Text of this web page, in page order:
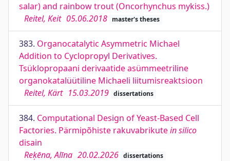
salar) and rainbow trout (Oncorhynchus mykiss.)
Reitel, Keit 05.06.2018 master's theses
383. Organocatalytic Asymmetric Michael
Addition to Cyclopropyl Derivatives.
Tsüklopropaani derivaatide asümmeetriline
organokatalüütiline Michaeli liitumisreaktsioon
Reitel, Kärt 15.03.2019 dissertations
384. Computational Design of Yeast-Based Cell
Factories. Pärmipõhiste rakuvabrikutein silico
disain
Reķēna, Alīna 20.02.2026 dissertations